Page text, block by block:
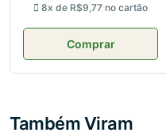
8x de R$9,77 no cartão
Comprar
Também Viram